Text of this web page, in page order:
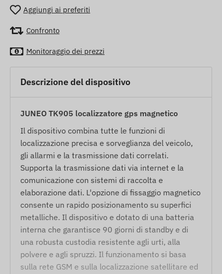
Aggiungi ai preferiti
Confronto
Monitoraggio dei prezzi
Descrizione del dispositivo
JUNEO TK905 localizzatore gps magnetico
Il dispositivo combina tutte le funzioni di
localizzazione precisa e sorveglianza del veicolo,
gli allarmi e la trasmissione dati correlati.
Supporta la trasmissione dati via internet e la
comunicazione con sistemi di raccolta e
elaborazione dati. L'opzione di fissaggio magnetico
consente un rapido posizionamento su superfici
metalliche. Il dispositivo e dotato di una batteria
interna che garantisce 90 giorni di standby e di
una robusta custodia resistente agli urti, alla
polvere e agli spruzzi. Il funzionamento si basa
sulla rete GSM e sulla localizzazione satellitare ed